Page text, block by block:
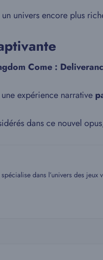
univers encore plus
Come :
expérience narrative
dans ce nouvel
dans l’univers des